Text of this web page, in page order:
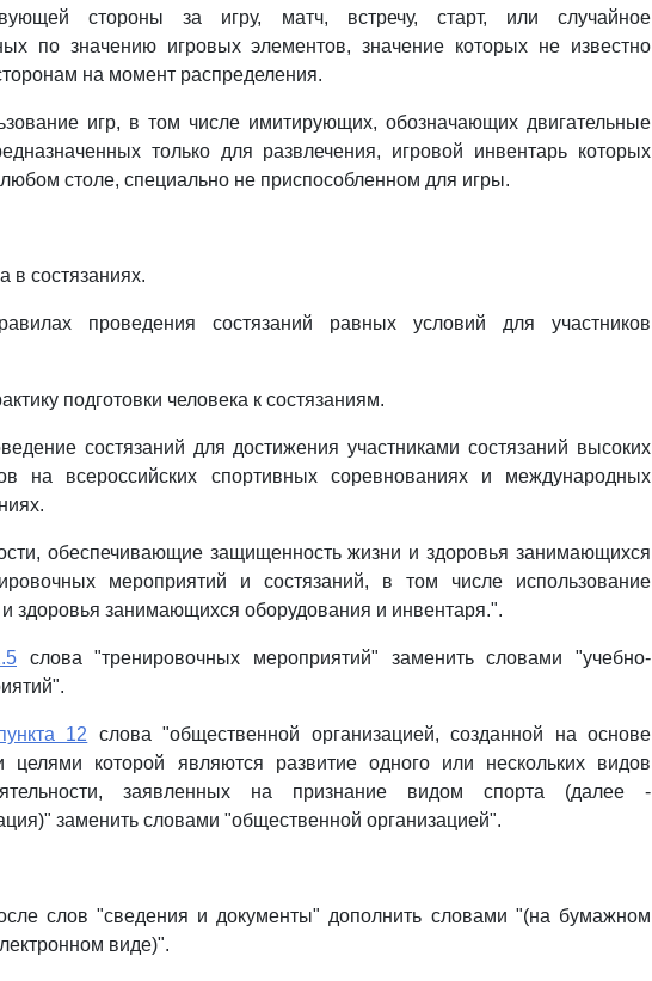
стороны за игру, матч, встречу, старт, или случайное
по значению игровых элементов, значение которых не известно
на момент распределения.
игр, в том числе имитирующих, обозначающих двигательные
только для развлечения, игровой инвентарь которых
столе, специально не приспособленном для игры.
в состязаниях.
проведения состязаний равных условий для участников
подготовки человека к состязаниям.
состязаний для достижения участниками состязаний высоких
на всероссийских спортивных соревнованиях и международных
обеспечивающие защищенность жизни и здоровья занимающихся
мероприятий и состязаний, в том числе использование
здоровья занимающихся оборудования и инвентаря.".
слова "тренировочных мероприятий" заменить словами "учебно-
12 слова "общественной организацией, созданной на основе
целями которой являются развитие одного или нескольких видов
заявленных на признание видом спорта (далее -
заменить словами "общественной организацией".
слов "сведения и документы" дополнить словами "(на бумажном
виде)".